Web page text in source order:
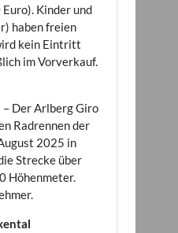
Kinder und
haben freien
kein Eintritt
im Vorverkauf.
– Der Arlberg Giro
Radrennen der
2025 in
Strecke über
Höhenmeter.